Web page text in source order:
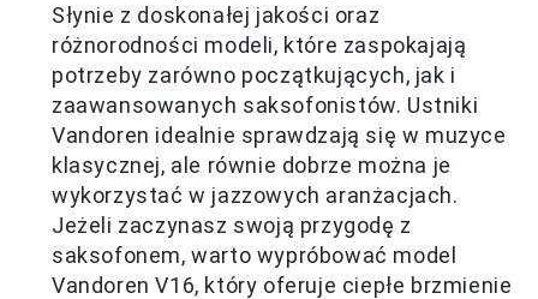
Słynie z doskonałej jakości oraz
różnorodności modeli, które zaspokajają
potrzeby zarówno początkujących, jak i
zaawansowanych saksofonistów. Ustniki
Vandoren idealnie sprawdzają się w muzyce
klasycznej, ale równie dobrze można je
wykorzystać w jazzowych aranżacjach.
Jeżeli zaczynasz swoją przygodę z
saksofonem, warto wypróbować model
Vandoren V16, który oferuje ciepłe brzmienie